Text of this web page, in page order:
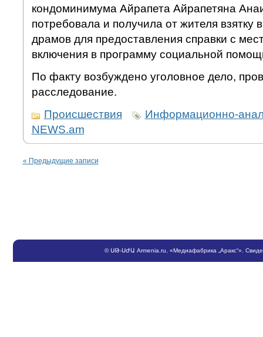
кондоминимума Айрапета Айрапетяна
потребовала и получила от жителя взятку
драмов для предоставления справки с
включения в программу социальной
По факту возбуждено уголовное дело,
расследование.
Происшествия
Информационно-
NEWS.am
« Предыдущие записи
©ՍԹ-ՍԺԱ Armenia.ru , «Медиафабрика „Аракс“».